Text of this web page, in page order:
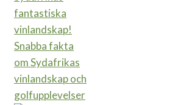
Snabba fakta
om Sydafrikas
vinlandskap och
golfupplevelser